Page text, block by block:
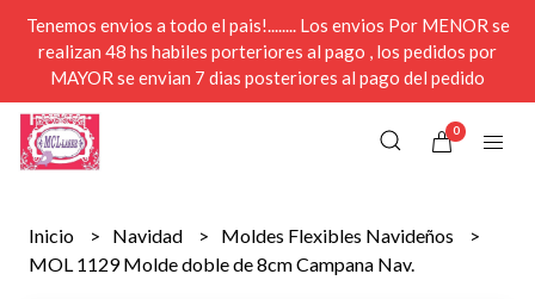
Tenemos envios a todo el pais!........ Los envios Por MENOR se
realizan 48 hs habiles porteriores al pago , los pedidos por
MAYOR se envian 7 dias posteriores al pago del pedido
0
Inicio Navidad
Moldes Flexibles Navideños
MOL 1129 Molde doble de 8cm Campana Nav.